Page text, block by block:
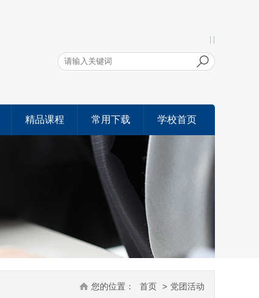
精品课程 常用下载 学校首页
您的位置： 首页 > 党团活动